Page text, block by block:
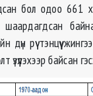
бол одоо 661
дүн рүү тэнцүү
байсан